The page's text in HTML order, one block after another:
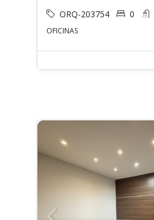
ORQ-203754 0
OFICINAS